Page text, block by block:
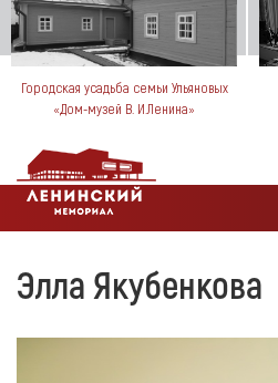
Городская усадьба семьи Ульяновых
«Дом-музей В. И.Ленина»
Элла Якубенкова